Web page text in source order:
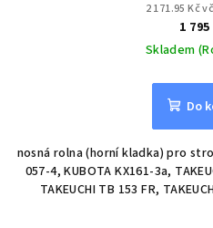
2 171.95 Kč
1
Skladem
Do
nosná rolna (horní kladka) pro
057-4, KUBOTA KX161-3a,
TAKEUCHI TB 153 FR,